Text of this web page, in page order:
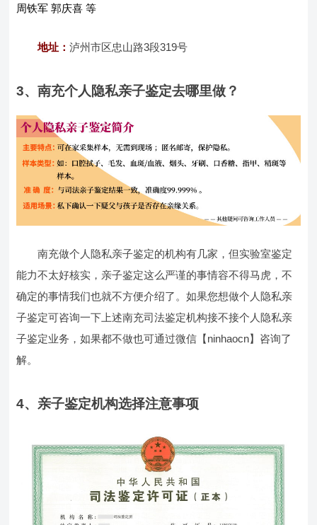
周铁军 郭庆喜 等
地址：泸州市区忠山路3段319号
3、南充个人隐私亲子鉴定去哪里做？
南充做个人隐私亲子鉴定的机构有几家，但实验室鉴定
能力不太好核实，亲子鉴定这么严谨的事情容不得马虎，不
确定的事情我们也就不方便介绍了。如果您想做个人隐私亲
子鉴定可咨询一下上述南充司法鉴定机构接不接个人隐私亲
子鉴定业务，如果都不做也可通过微信【ninhaocn】咨询了
解。
4、亲子鉴定机构选择注意事项